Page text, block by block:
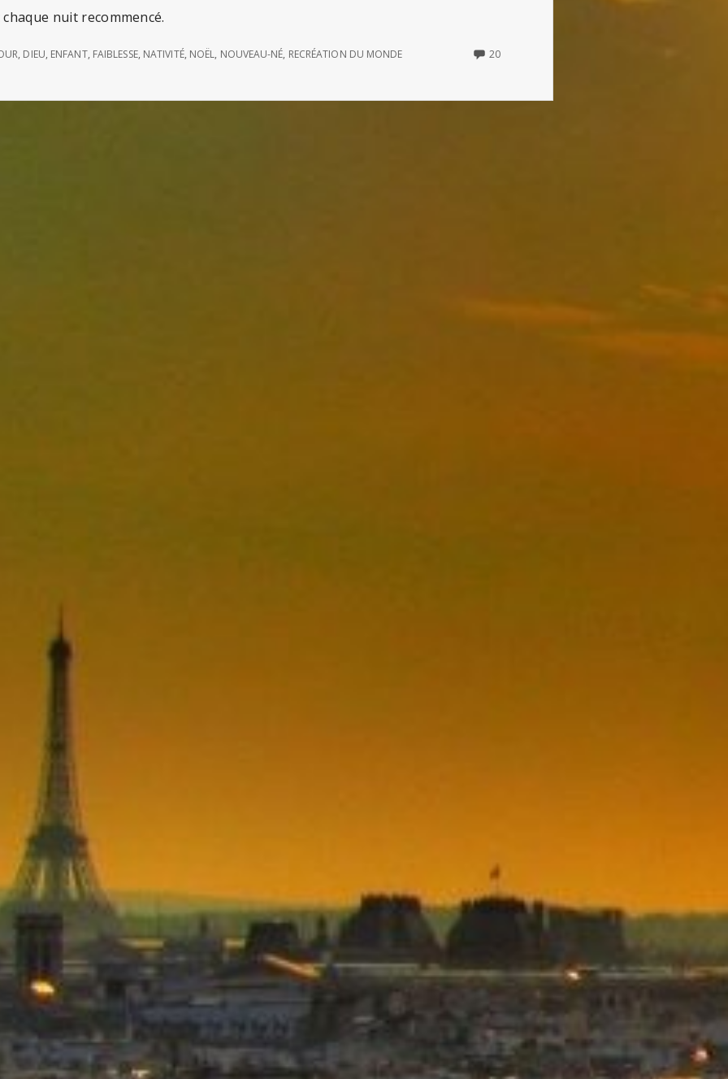
nuit recommencé.
, DIEU, ENFANT, FAIBLESSE, NATIVITÉ, NOËL, NOUVEAU-NÉ, RECRÉATION DU MONDE 2020